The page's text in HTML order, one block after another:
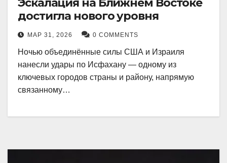
Эскалация на Ближнем Востоке
достигла нового уровня
МАР 31, 2026 0 COMMENTS
Ночью объединённые силы США и Израиля
нанесли удары по Исфахану — одному из
ключевых городов страны и району, напрямую
связанному…